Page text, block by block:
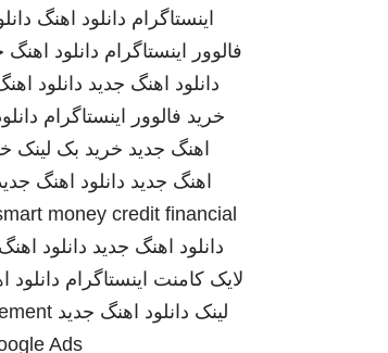
اینستاگرام دانلود اهنگ
فالوور اینستاگرام دانلود اهنگ
دانلود اهنگ جدید دانلود
خرید فالوور اینستاگرام
اهنگ جدید خرید بک لینک
اهنگ جدید دانلود اهنگ
money credit financial
دانلود اهنگ جدید دانلود
لایک کامنت اینستاگرام دانلود
لینک دانلود اهنگ جدید
Ads